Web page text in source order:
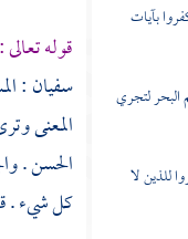
بآيات
البحر لتجري
للذين لا
قوله تعالى :
سفيان:
المعنى
الحسن.
كل شيء .